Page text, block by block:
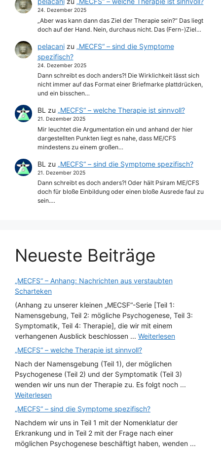
24. Dezember 2025
„Aber was kann dann das Ziel der Therapie sein?“ Das liegt
doch auf der Hand. Nein, durchaus nicht. Das (Fern-)Ziel…
pelacanizu „MECFS“ – sind die Symptome
spezifisch?
24. Dezember 2025
Dann schreibt es doch anders?! Die Wirklichkeit lässt sich
nicht immer auf das Format einer Briefmarke plattdrücken,
und ein bisschen…
BL zu „MECFS“ – welche Therapie ist sinnvoll?
21. Dezember 2025
Mir leuchtet die Argumentation ein und anhand der hier
dargestellten Punkten liegt es nahe, dass ME/CFS
mindestens zu einem großen…
BL zu „MECFS“ – sind die Symptome spezifisch?
21. Dezember 2025
Dann schreibt es doch anders?! Oder hält Psiram ME/CFS
doch für bloße Einbildung oder einen bloße Ausrede faul zu
sein.…
Neueste Beiträge
„MECFS“ – Anhang: Nachrichten aus verstaubten
Scharteken
(Anhang zu unserer kleinen „MECSF“-Serie [Teil 1:
Namensgebung, Teil 2: mögliche Psychogenese, Teil 3:
Symptomatik, Teil 4: Therapie], die wir mit einem
verhangenen Ausblick beschlossen ... Weiterlesen
„MECFS“ – welche Therapie ist sinnvoll?
Nach der Namensgebung (Teil 1), der möglichen
Psychogenese (Teil 2) und der Symptomatik (Teil 3)
wenden wir uns nun der Therapie zu. Es folgt noch ...
Weiterlesen
„MECFS“ – sind die Symptome spezifisch?
Nachdem wir uns in Teil 1 mit der Nomenklatur der
Erkrankung und in Teil 2 mit der Frage nach einer
möglichen Psychogenese beschäftigt haben, wenden ...